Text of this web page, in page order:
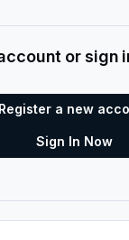
or sign
Register a new
Sign In Now